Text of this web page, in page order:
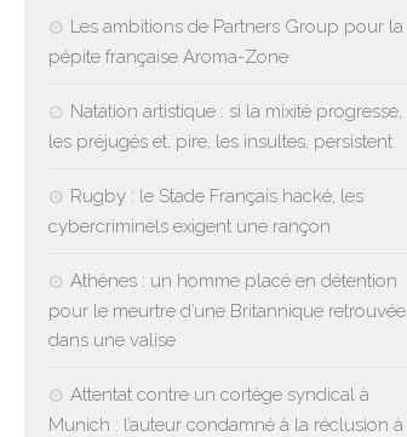
Les ambitions de Partners Group pour la
pépite française Aroma-Zone
Natation artistique : si la mixité progresse,
les préjugés et, pire, les insultes, persistent
Rugby : le Stade Français hacké, les
cybercriminels exigent une rançon
Athènes : un homme placé en détention
pour le meurtre d’une Britannique retrouvée
dans une valise
Attentat contre un cortège syndical à
Munich : l’auteur condamné à la réclusion à